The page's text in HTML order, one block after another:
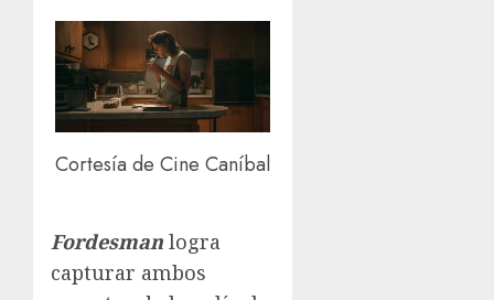
Cortesía de Cine Caníbal
Fordesman logra
capturar ambos